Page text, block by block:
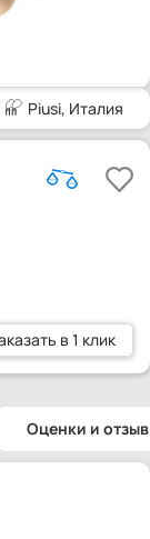
Piusi, Италия
в 1 клик
Оценки и